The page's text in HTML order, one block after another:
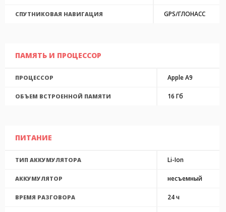
СПУТНИКОВАЯ НАВИГАЦИЯ GPS/ГЛОНАСС
ПАМЯТЬ И ПРОЦЕССОР
ПРОЦЕССОР Apple A9
ОБЪЕМ ВСТРОЕННОЙ ПАМЯТИ 16 Гб
ПИТАНИЕ
ТИП АККУМУЛЯТОРА Li-Ion
АККУМУЛЯТОР несъемный
ВРЕМЯ РАЗГОВОРА 24 ч